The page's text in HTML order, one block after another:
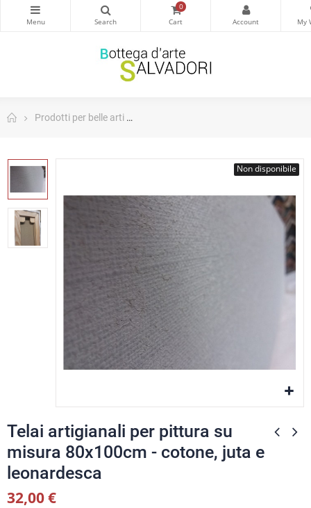
0
Prodotti per belle arti
Non disponibile
Telai artigianali per pittura su
misura 80x100cm - cotone, juta e
leonardesca
32,00 €